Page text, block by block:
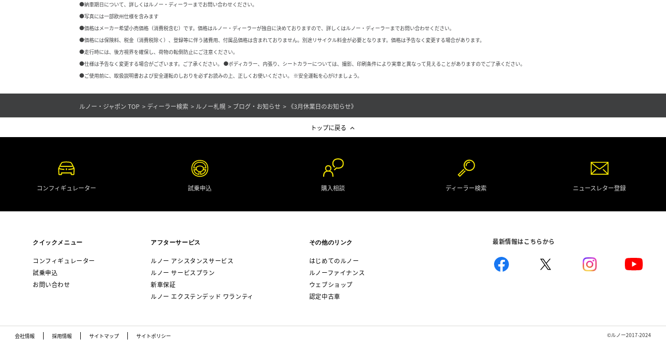
●納車期日について、詳しくはルノー・ディーラーまでお問い合わせください。
●写真には一部欧州仕様を含みます
●価格はメーカー希望小売価格（消費税含む）です。価格はルノー・ディーラーが独自に決めておりますので、詳しくはルノー・ディーラーまでお問い合わせください。
●価格には保険料、税金（消費税除く）、登録等に伴う諸費用、付属品価格は含まれておりません。別途リサイクル料金が必要となります。価格は予告なく変更する場合があります。
●走行時には、後方視界を確保し、荷物の転倒防止にご注意ください。
●仕様は予告なく変更する場合がございます。ご了承ください。 ●ボディカラー、内張り、シートカラーについては、撮影、印刷条件により実車と異なって見えることがありますのでご了承ください。
●ご使用前に、取扱説明書および安全運転のしおりを必ずお読みの上、正しくお使いください。 ※安全運転を心がけましょう。
ルノー・ジャポン TOP ディーラー検索 ルノー札幌 ブログ・お知らせ 《3月休業日のお知らせ》
トップに戻る
コンフィギュレーター 試乗申込 購入相談 ディーラー検索 ニュースレター登録
クイックメニュー
コンフィギュレーター
試乗申込
お問い合わせ
アフターサービス
ルノー アシスタンスサービス
ルノー サービスプラン
新車保証
ルノー エクステンデッド ワランティ
その他のリンク
はじめてのルノー
ルノーファイナンス
ウェブショップ
認定中古車
最新情報はこちらから
会社情報 採用情報 サイトマップ サイトポリシー ©ルノー2017-2024